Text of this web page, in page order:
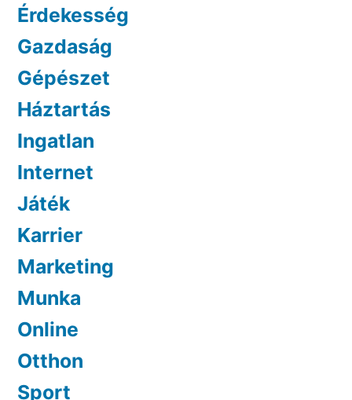
Érdekesség
Gazdaság
Gépészet
Háztartás
Ingatlan
Internet
Játék
Karrier
Marketing
Munka
Online
Otthon
Sport